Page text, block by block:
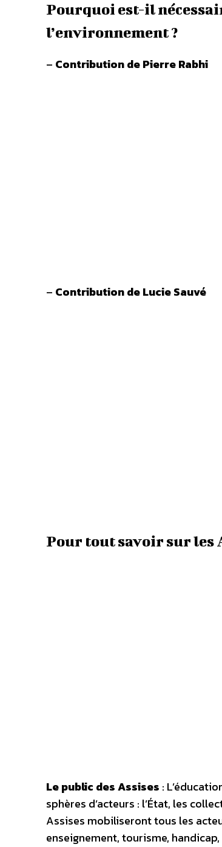
Pourquoi est-il
l’environnement ?
– Contribution de Pierre Rabhi
– Contribution de Lucie Sauvé
Pour tout savoir sur les
Le public des Assises :
sphères d’acteurs : l’État, les
Assises mobiliseront tous les
enseignement, tourisme,